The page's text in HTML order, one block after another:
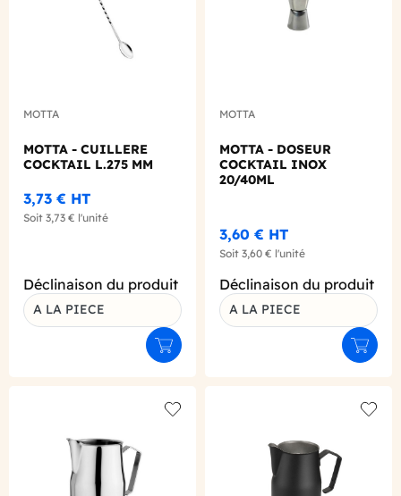
MOTTA
MOTTA - CUILLERE
COCKTAIL L.275 MM
3,73 € HT
Soit 3,73 € l'unité
Déclinaison du produit
A LA PIECE
Ajouter au panier
MOTTA
MOTTA - DOSEUR
COCKTAIL INOX
20/40ML
3,60 € HT
Soit 3,60 € l'unité
Déclinaison du produit
A LA PIECE